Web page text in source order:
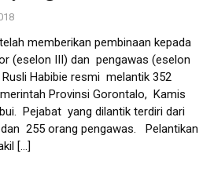
memberikan pembinaan kepada
(eselon III) dan pengawas (eselon
Habibie resmi melantik 352
Provinsi Gorontalo, Kamis
Pejabat yang dilantik terdiri dari
255 orang pengawas. Pelantikan
[…]